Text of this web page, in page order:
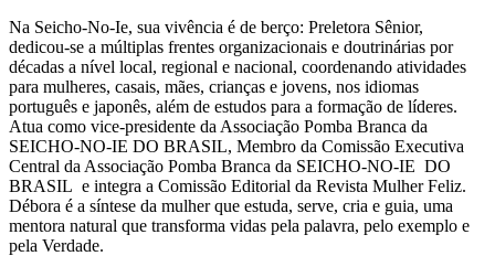
Na Seicho-No-Ie, sua vivência é de berço: Preletora Sênior,
dedicou-se a múltiplas frentes organizacionais e doutrinárias por
décadas a nível local, regional e nacional, coordenando atividades
para mulheres, casais, mães, crianças e jovens, nos idiomas
português e japonês, além de estudos para a formação de líderes.
Atua como vice-presidente da Associação Pomba Branca da
SEICHO-NO-IE DO BRASIL, Membro da Comissão Executiva
Central da Associação Pomba Branca da SEICHO-NO-IE DO
BRASIL e integra a Comissão Editorial da Revista Mulher Feliz.
Débora é a síntese da mulher que estuda, serve, cria e guia, uma
mentora natural que transforma vidas pela palavra, pelo exemplo e
pela Verdade.